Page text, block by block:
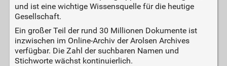
und ist eine wichtige Wissensquelle für die heutige
Gesellschaft.
Ein großer Teil der rund 30 Millionen Dokumente ist
inzwischen im Online-Archiv der Arolsen Archives
verfügbar. Die Zahl der suchbaren Namen und
Stichworte wächst kontinuierlich.